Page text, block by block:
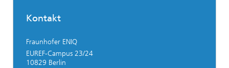
Kontakt
Fraunhofer ENIQ
EUREF-Campus 23/24
10829 Berlin